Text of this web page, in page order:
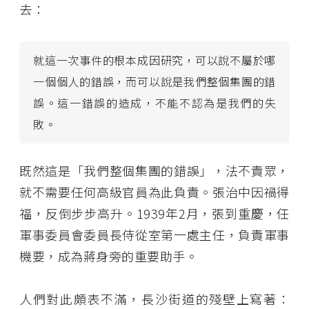
去：
就這一次事件的根本成因研究，可以說不屬於哪
一個個人的錯誤，而可以說是我們整個集團的錯
誤。這一錯誤的造成，不能不認為是我們的失
敗。
既然這是「我們整個集團的錯誤」，法不責眾，
就不需要任何高級官員為此負責。張治中因禍得
福，反倒步步高升。1939年2月，張到重慶，任
軍事委員會委員長侍從室第一處主任，負責軍事
機要，成為蔣身旁的重要助手。
人們對此頗表不滿，長沙街道的殘壁上寫著：